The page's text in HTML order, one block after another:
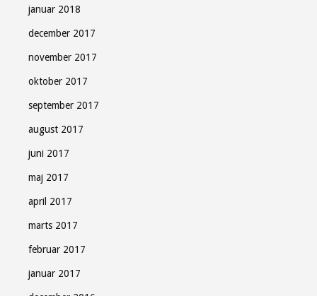
januar 2018
december 2017
november 2017
oktober 2017
september 2017
august 2017
juni 2017
maj 2017
april 2017
marts 2017
februar 2017
januar 2017